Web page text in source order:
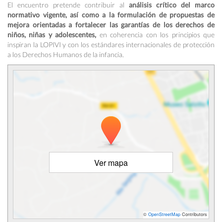
El encuentro pretende contribuir al análisis crítico del marco
normativo vigente, así como a la formulación de propuestas de
mejora orientadas a fortalecer las garantías de los derechos de
niños, niñas y adolescentes, en coherencia con los principios que
inspiran la LOPIVI y con los estándares internacionales de protección
a los Derechos Humanos de la infancia.
Ver mapa
© OpenStreetMap Contributors